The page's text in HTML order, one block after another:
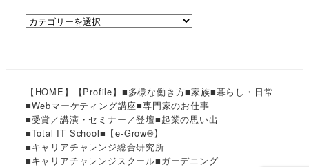
カ
【HOME】 【Profile】 ■多様な働き方■家族■暮らし・日常
■Webマーケティング講座■専門家のお仕事
■受賞／講演・セミナー／登壇■起業の思い出
■Total IT School■【e-Grow®︎】
■キャリアチャレンジ総合研究所
■キャリアチャレンジスクール■ガーデニング